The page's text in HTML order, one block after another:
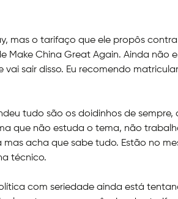
mas o tarifaço que ele propôs
Make China Great Again. Ainda não
sair disso. Eu recomendo
tudo são os doidinhos de sempre,
que não estuda o tema, não
acha que sabe tudo. Estão no
técnico.
com seriedade ainda está